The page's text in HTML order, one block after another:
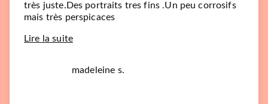
très juste.Des portraits tres fins .Un peu corrosifs
mais très perspicaces
Lire la suite
madeleine s.